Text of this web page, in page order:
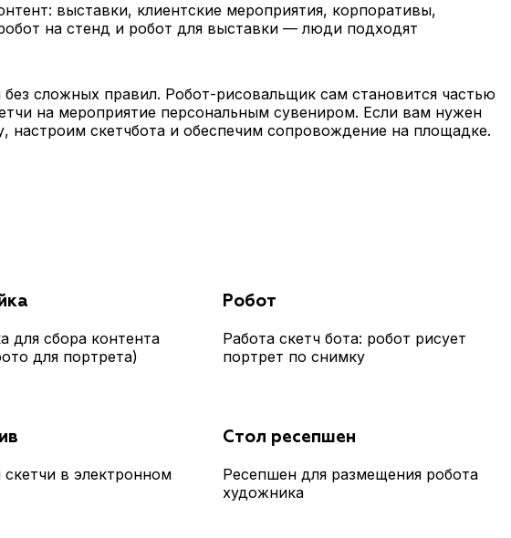
выставки, клиентские мероприятия, корпоративы,
на стенд и робот для выставки — люди подходят
сложных правил. Робот-рисовальщик сам становится частью
на мероприятие персональным сувениром. Если вам нужен
скетчбота и обеспечим сопровождение на площадке.
для сбора контента
для портрета)
Робот
Работа скетч бота: робот рисует
портрет по снимку
в электронном
Стол ресепшен
Ресепшен для размещения робота
художника